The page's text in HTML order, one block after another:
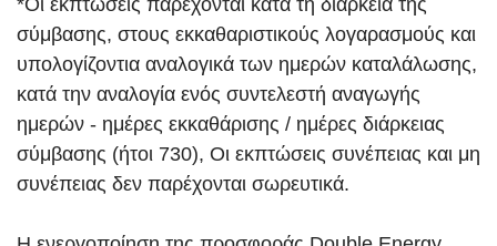
*Οι εκπτώσεις παρέχονται κατά τη διάρκεια της
σύμβασης, στους εκκαθαριστικούς λογαρασμούς και
υπολογίζοντια αναλογικά των ημερών καταλάλωσης,
κατά την αναλογία ενός συντελεστή αναγωγής
ημερών - ημέρες εκκαθάρισης / ημέρες διάρκειας
σύμβασης (ήτοι 730), Οι εκπτώσεις συνέπειας και μη
συνέπειας δεν παρέχονται σωρευτικά.